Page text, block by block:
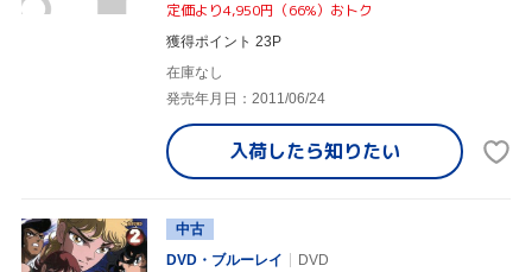
定価より4,950円（66%）おトク
獲得ポイント 23P
在庫なし
発売年月日：2011/06/24
入荷したら知りたい
中古
DVD・ブルーレイ
DVD